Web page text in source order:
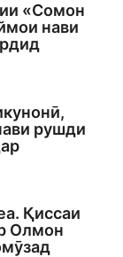
«Сомон
нави
рушди
Қиссаи
Олмон